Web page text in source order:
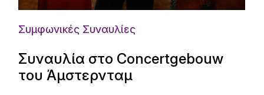
Συμφωνικές Συναυλίες
Συναυλία στο Concertgebouw
του Άμστερνταμ